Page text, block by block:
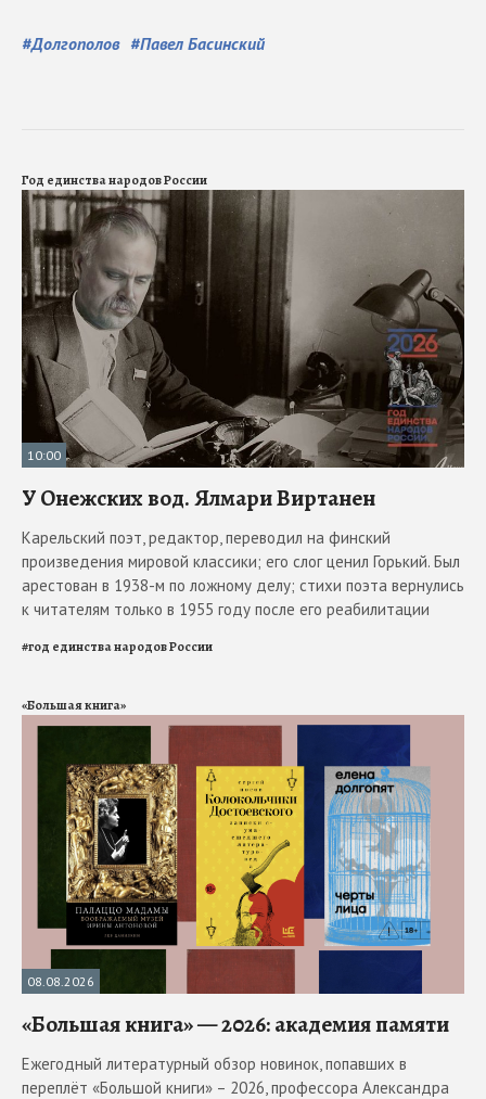
#Долгополов #Павел Басинский
Год единства народов России
10:00
У Онежских вод. Ялмари Виртанен
Карельский поэт, редактор, переводил на финский
произведения мировой классики; его слог ценил Горький. Был
арестован в 1938-м по ложному делу; стихи поэта вернулись
к читателям только в 1955 году после его реабилитации
#год единства народов России
«Большая книга»
08.08.2026
«Большая книга» — 2026: академия памяти
Ежегодный литературный обзор новинок, попавших в
переплёт «Большой книги» – 2026, профессора Александра